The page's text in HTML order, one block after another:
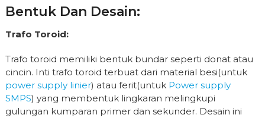
Bentuk Dan Desain:
Trafo Toroid:
Trafo toroid memiliki bentuk bundar seperti donat atau
cincin. Inti trafo toroid terbuat dari material besi(untuk
power supply linier) atau ferit(untuk Power supply
SMPS) yang membentuk lingkaran melingkupi
gulungan kumparan primer dan sekunder. Desain ini